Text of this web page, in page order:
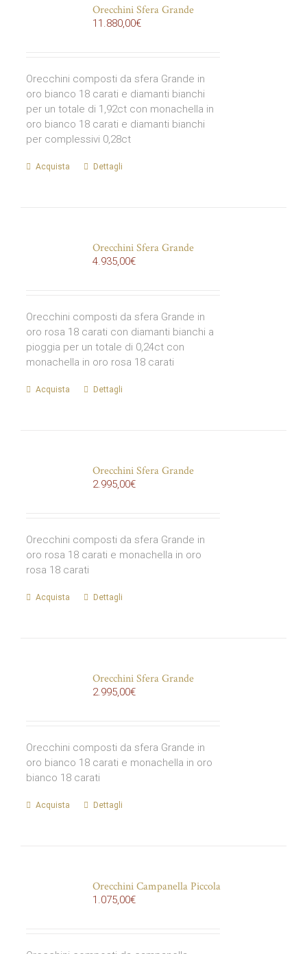
Orecchini Sfera Grande
11.880,00€
Orecchini composti da sfera Grande in
oro bianco 18 carati e diamanti bianchi
per un totale di 1,92ct con monachella in
oro bianco 18 carati e diamanti bianchi
per complessivi 0,28ct
Acquista Dettagli
Orecchini Sfera Grande
4.935,00€
Orecchini composti da sfera Grande in
oro rosa 18 carati con diamanti bianchi a
pioggia per un totale di 0,24ct con
monachella in oro rosa 18 carati
Acquista Dettagli
Orecchini Sfera Grande
2.995,00€
Orecchini composti da sfera Grande in
oro rosa 18 carati e monachella in oro
rosa 18 carati
Acquista Dettagli
Orecchini Sfera Grande
2.995,00€
Orecchini composti da sfera Grande in
oro bianco 18 carati e monachella in oro
bianco 18 carati
Acquista Dettagli
Orecchini Campanella Piccola
1.075,00€